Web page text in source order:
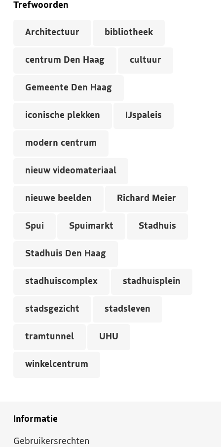
Trefwoorden
Architectuur bibliotheek
centrum Den Haag cultuur
Gemeente Den Haag
iconische plekken IJspaleis
modern centrum
nieuw videomateriaal
nieuwe beelden Richard Meier
Spui Spuimarkt Stadhuis
Stadhuis Den Haag
stadhuiscomplex stadhuisplein
stadsgezicht stadsleven
tramtunnel UHU
winkelcentrum
Informatie
Gebruikersrechten